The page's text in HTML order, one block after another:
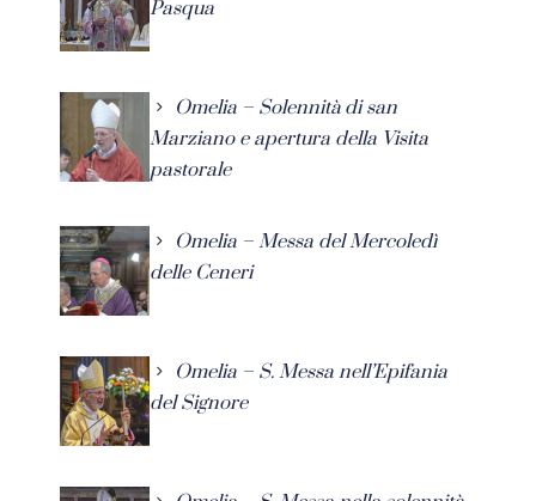
Pasqua
Omelia – Solennità di san
Marziano e apertura della Visita
pastorale
Omelia – Messa del Mercoledì
delle Ceneri
Omelia – S. Messa nell’Epifania
del Signore